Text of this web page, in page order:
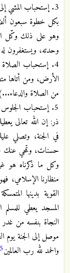
3. إستحباب المشي
بكل خطوة سبعون
وهو على ذلك وكّل
وحدته، ويستغفرون
4. إستحباب
الأرض، ومن أتاها
من الصلاة
5. إستحباب
ذر: إن الله تعالى
في الجنة، وتصلي
حسنات، وتمحي
وكل ما ذكرناه هو
منظارنا الإسلامي،
القوية بدينها
المسجد يعطي للمسلم
النجاة بنفسه من غدر
موصل إلى الجنة يوم
والحمد لله رب العالمين5